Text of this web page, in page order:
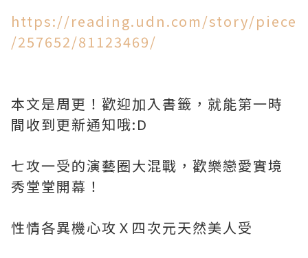
https://reading.udn.com/story/piece
/257652/81123469/
本文是周更！歡迎加入書籤，就能第一時
間收到更新通知哦:D
七攻一受的演藝圈大混戰，歡樂戀愛實境
秀堂堂開幕！
性情各異機心攻Ｘ四次元天然美人受